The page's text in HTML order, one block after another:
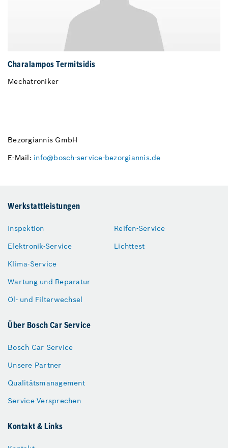
Charalampos Termitsidis
Mechatroniker
Bezorgiannis GmbH
E-Mail: info@bosch-service-bezorgiannis.de
Werkstattleistungen
Inspektion
Elektronik-Service
Klima-Service
Wartung und Reparatur
Öl- und Filterwechsel
Reifen-Service
Lichttest
Über Bosch Car Service
Bosch Car Service
Unsere Partner
Qualitätsmanagement
Service-Versprechen
Kontakt & Links